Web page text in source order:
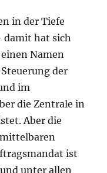
in der Tiefe
damit hat sich
Namen
der
im
die Zentrale in
Aber die
ist
unter allen